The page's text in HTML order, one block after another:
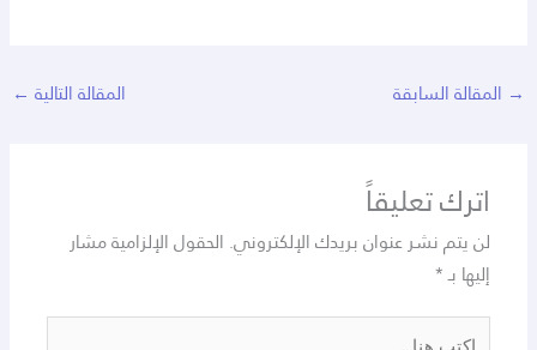
→ المقالة السابقة المقالة التالية ←
اترك تعليقاً
لن يتم نشر عنوان بريدك الإلكتروني. الحقول الإلزامية مشار
إليها بـ*
اكتب